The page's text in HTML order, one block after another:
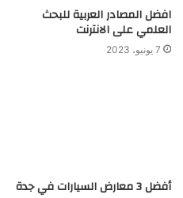
افضل المصادر العربية للبحث
العلمي على الانترنت
7 يونيو، 2023
أفضل 3 معارض السيارات في جدة